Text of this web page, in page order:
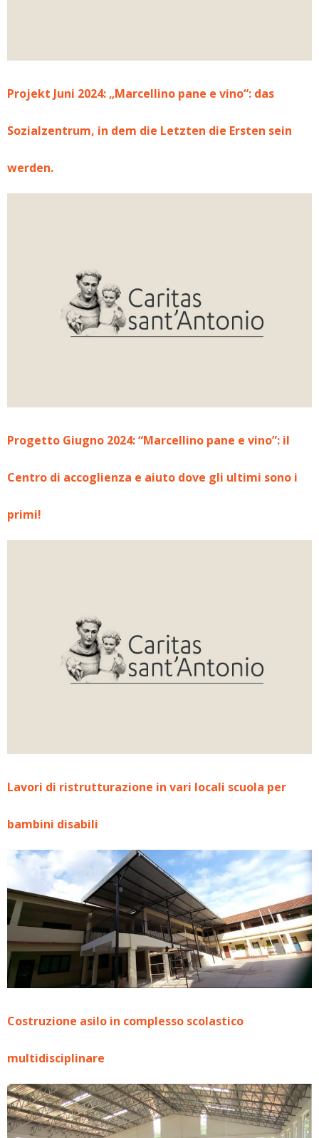
Projekt Juni 2024: „Marcellino pane e vino“: das
Sozialzentrum, in dem die Letzten die Ersten sein
werden.
Progetto Giugno 2024: “Marcellino pane e vino”: il
Centro di accoglienza e aiuto dove gli ultimi sono i
primi!
Lavori di ristrutturazione in vari locali scuola per
bambini disabili
Costruzione asilo in complesso scolastico
multidisciplinare